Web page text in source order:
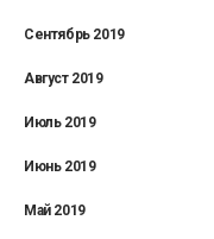
Сентябрь 2019
Август 2019
Июль 2019
Июнь 2019
Май 2019